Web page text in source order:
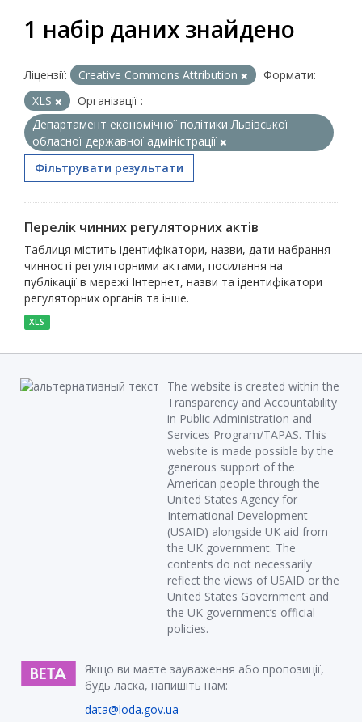
1 набір даних знайдено
Ліцензії: Creative Commons Attribution
Формати:
XLS
Організації :
Департамент економічної політики Львівської
обласної державної адміністрації
Фільтрувати результати
Перелік чинних регуляторних актів
Таблиця містить ідентифікатори, назви, дати набрання
чинності регуляторними актами, посилання на
публікації в мережі Інтернет, назви та ідентифікатори
регуляторних органів та інше.
XLS
The website is created within the
Transparency and Accountability
in Public Administration and
Services Program/TAPAS. This
website is made possible by the
generous support of the
American people through the
United States Agency for
International Development
(USAID) alongside UK aid from
the UK government. The
contents do not necessarily
reflect the views of USAID or the
United States Government and
the UK government’s official
policies.
Якщо ви маєте зауваження або пропозиції,
будь ласка, напишіть нам:
data@loda.gov.ua